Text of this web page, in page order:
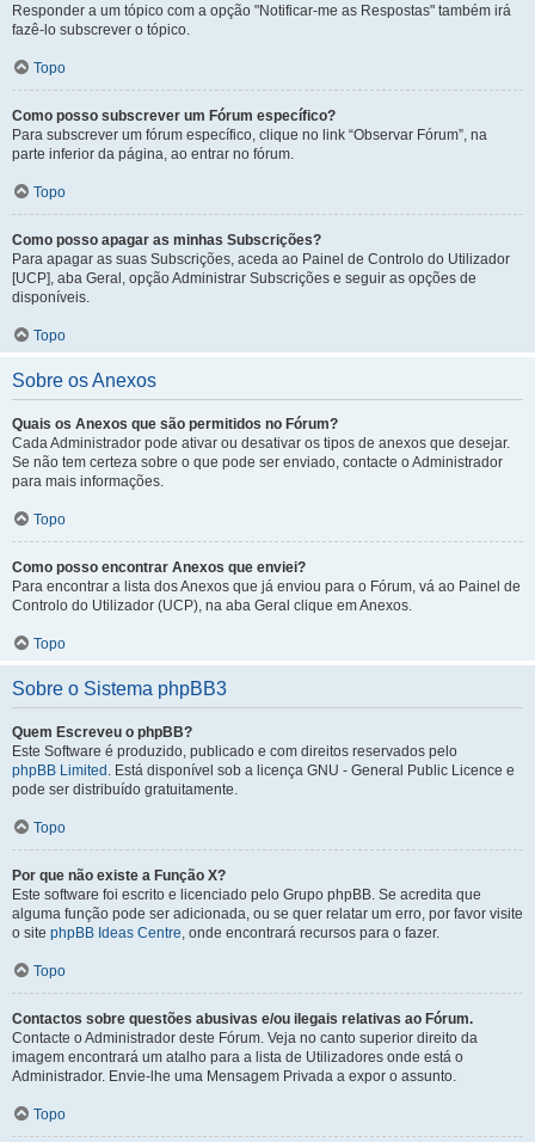
Responder a um tópico com a opção "Notificar-me as Respostas" também irá
fazê-lo subscrever o tópico.
Topo
Como posso subscrever um Fórum específico?
Para subscrever um fórum específico, clique no link “Observar Fórum”, na
parte inferior da página, ao entrar no fórum.
Topo
Como posso apagar as minhas Subscrições?
Para apagar as suas Subscrições, aceda ao Painel de Controlo do Utilizador
[UCP], aba Geral, opção Administrar Subscrições e seguir as opções de
disponíveis.
Topo
Sobre os Anexos
Quais os Anexos que são permitidos no Fórum?
Cada Administrador pode ativar ou desativar os tipos de anexos que desejar.
Se não tem certeza sobre o que pode ser enviado, contacte o Administrador
para mais informações.
Topo
Como posso encontrar Anexos que enviei?
Para encontrar a lista dos Anexos que já enviou para o Fórum, vá ao Painel de
Controlo do Utilizador (UCP), na aba Geral clique em Anexos.
Topo
Sobre o Sistema phpBB3
Quem Escreveu o phpBB?
Este Software é produzido, publicado e com direitos reservados pelo
phpBB Limited . Está disponível sob a licença GNU - General Public Licence e
pode ser distribuído gratuitamente.
Topo
Por que não existe a Função X?
Este software foi escrito e licenciado pelo Grupo phpBB. Se acredita que
alguma função pode ser adicionada, ou se quer relatar um erro, por favor visite
o site phpBB Ideas Centre, onde encontrará recursos para o fazer.
Topo
Contactos sobre questões abusivas e/ou ilegais relativas ao Fórum.
Contacte o Administrador deste Fórum. Veja no canto superior direito da
imagem encontrará um atalho para a lista de Utilizadores onde está o
Administrador. Envie-lhe uma Mensagem Privada a expor o assunto.
Topo